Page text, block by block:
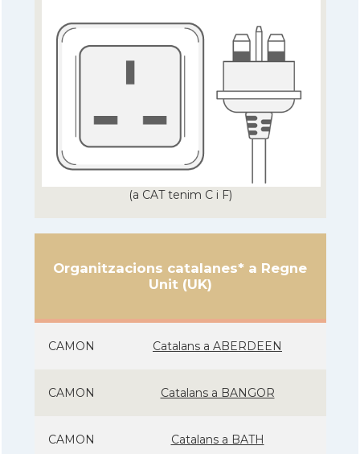
(a CAT tenim C i F)
Organitzacions catalanes* a Regne
Unit (UK)
CAMON Catalans a ABERDEEN
CAMON Catalans a BANGOR
CAMON Catalans a BATH